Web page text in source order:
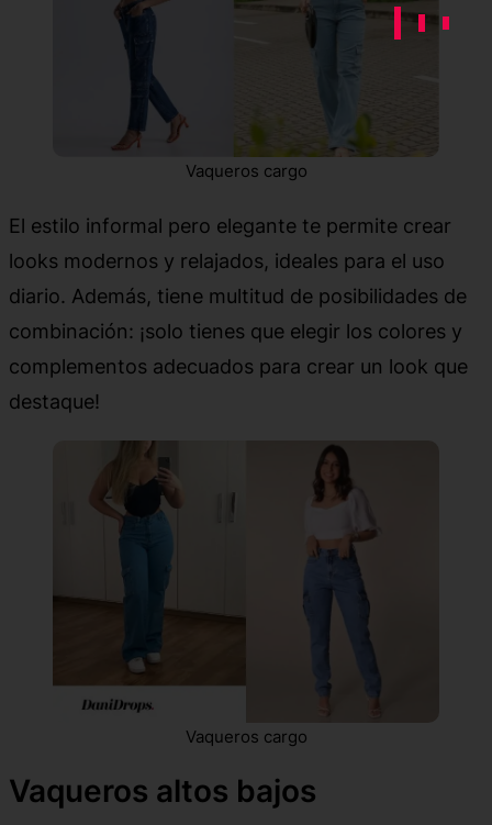
Vaqueros cargo
El estilo informal pero elegante te permite crear
looks modernos y relajados, ideales para el uso
diario. Además, tiene multitud de posibilidades de
combinación: ¡solo tienes que elegir los colores y
complementos adecuados para crear un look que
destaque!
Vaqueros cargo
Vaqueros altos bajos